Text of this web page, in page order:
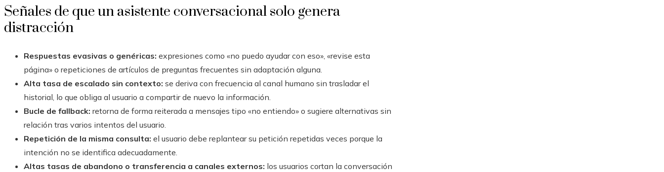
Señales de que un asistente conversacional solo genera
distracción
Respuestas evasivas o genéricas: expresiones como «no puedo ayudar con eso», «revise esta
página» o repeticiones de artículos de preguntas frecuentes sin adaptación alguna.
Alta tasa de escalado sin contexto: se deriva con frecuencia al canal humano sin trasladar el
historial, lo que obliga al usuario a compartir de nuevo la información.
Bucle de fallback: retorna de forma reiterada a mensajes tipo «no entiendo» o sugiere alternativas sin
relación tras varios intentos del usuario.
Repetición de la misma consulta: el usuario debe replantear su petición repetidas veces porque la
intención no se identifica adecuadamente.
Altas tasas de abandono o transferencia a canales externos: los usuarios cortan la conversación